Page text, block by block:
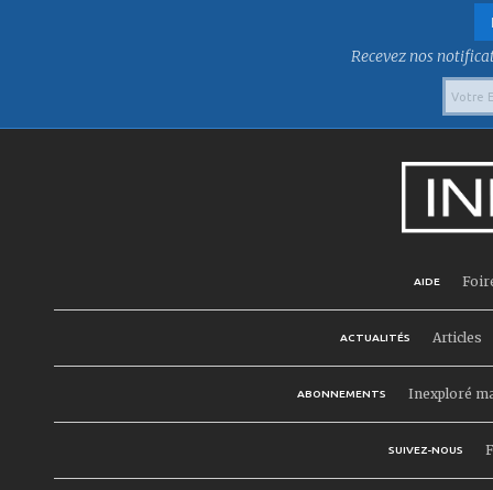
Recevez nos
AIDE
ACTUALITÉS Articles
ABONNEMENTS Inexploré
SUIVEZ-NOUS